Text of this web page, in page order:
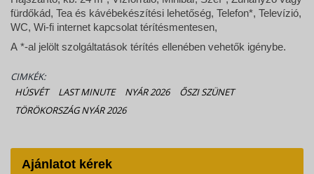
fürdőkád, Tea és kávébekészítési lehetőség, Telefon*, Televízió,
WC, Wi-fi internet kapcsolat térítésmentesen,
A *-al jelölt szolgáltatások térítés ellenében vehetők igénybe.
CIMKÉK:
HÚSVÉT
LAST MINUTE NYÁR 2026
ŐSZI SZÜNET
TÖRÖKORSZÁG NYÁR 2026
Ajánlatot kérek